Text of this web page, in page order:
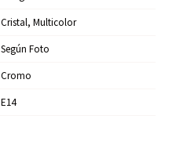
Cristal, Multicolor
Según Foto
Cromo
E14